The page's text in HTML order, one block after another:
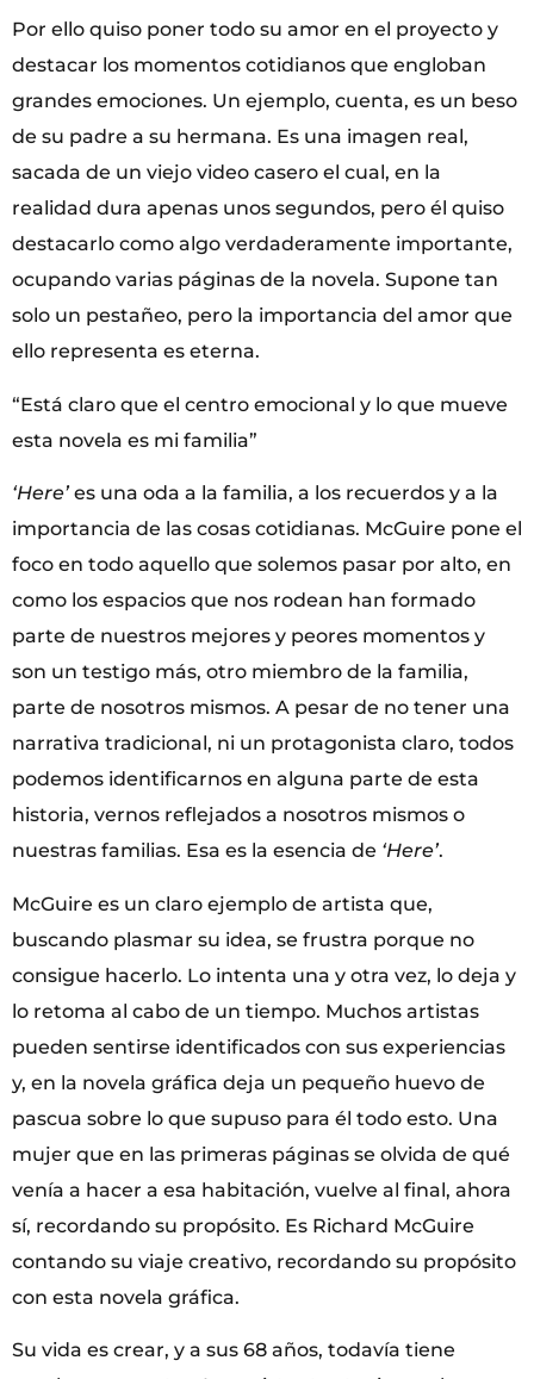
Por ello quiso poner todo su amor en el proyecto y
destacar los momentos cotidianos que engloban
grandes emociones. Un ejemplo, cuenta, es un beso
de su padre a su hermana. Es una imagen real,
sacada de un viejo video casero el cual, en la
realidad dura apenas unos segundos, pero él quiso
destacarlo como algo verdaderamente importante,
ocupando varias páginas de la novela. Supone tan
solo un pestañeo, pero la importancia del amor que
ello representa es eterna.
“Está claro que el centro emocional y lo que mueve
esta novela es mi familia”
‘Here’ es una oda a la familia, a los recuerdos y a la
importancia de las cosas cotidianas. McGuire pone el
foco en todo aquello que solemos pasar por alto, en
como los espacios que nos rodean han formado
parte de nuestros mejores y peores momentos y
son un testigo más, otro miembro de la familia,
parte de nosotros mismos. A pesar de no tener una
narrativa tradicional, ni un protagonista claro, todos
podemos identificarnos en alguna parte de esta
historia, vernos reflejados a nosotros mismos o
nuestras familias. Esa es la esencia de ‘Here’.
McGuire es un claro ejemplo de artista que,
buscando plasmar su idea, se frustra porque no
consigue hacerlo. Lo intenta una y otra vez, lo deja y
lo retoma al cabo de un tiempo. Muchos artistas
pueden sentirse identificados con sus experiencias
y, en la novela gráfica deja un pequeño huevo de
pascua sobre lo que supuso para él todo esto. Una
mujer que en las primeras páginas se olvida de qué
venía a hacer a esa habitación, vuelve al final, ahora
sí, recordando su propósito. Es Richard McGuire
contando su viaje creativo, recordando su propósito
con esta novela gráfica.
Su vida es crear, y a sus 68 años, todavía tiene